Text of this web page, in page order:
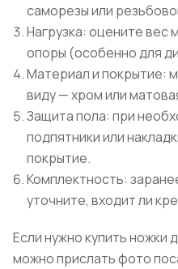
саморезы или
Нагрузка: оцените вес
опоры (особенно для
Материал и покрытие:
виду — хром или
Защита пола: при
подпятники или
покрытие.
Комплектность:
уточните, входит ли
Если нужно купить ножки
можно прислать фото